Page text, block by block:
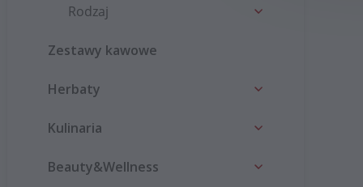
Rodzaj
Zestawy kawowe
Herbaty
Kulinaria
Beauty&Wellness